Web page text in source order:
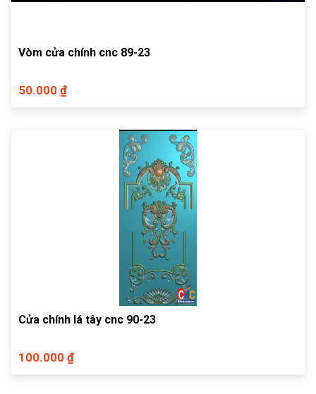
Vòm cửa chính cnc 89-23
50.000 ₫
Cửa chính lá tây cnc 90-23
100.000 ₫